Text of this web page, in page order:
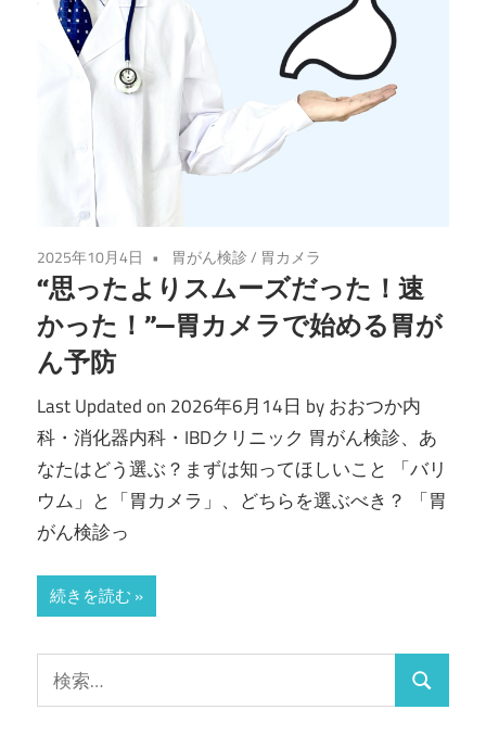
内
科・
器
内
科・
IBD
ク
リ
ニ
ッ
ク
2025年10月4日 胃がん検診/ 胃カメラ
“思ったよりスムーズだった！速
かった！”—胃カメラで始める胃が
ん予防
Last Updated on 2026年6月14日 by おおつか内
科・消化器内科・IBDクリニック 胃がん検診、あ
なたはどう選ぶ？まずは知ってほしいこと 「バリ
ウム」と「胃カメラ」、どちらを選ぶべき？ 「胃
がん検診っ
続きを読む
索:
検